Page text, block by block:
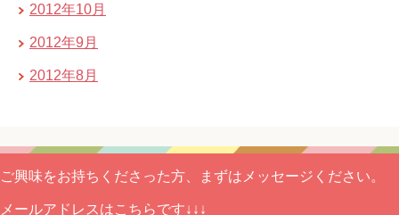
2012年10月
2012年9月
2012年8月
ご興味をお持ちくださった方、まずはメッセージください。
メールアドレスはこちらです↓↓↓